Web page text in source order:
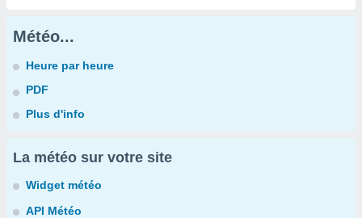
Météo...
Heure par heure
PDF
Plus d'info
La météo sur votre site
Widget météo
API Météo